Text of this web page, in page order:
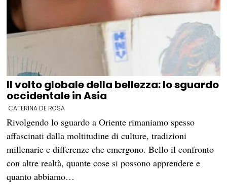
Il volto globale della bellezza: lo sguardo
occidentale in Asia
CATERINA DE ROSA
Rivolgendo lo sguardo a Oriente rimaniamo spesso
affascinati dalla moltitudine di culture, tradizioni
millenarie e differenze che emergono. Bello il confronto
con altre realtà, quante cose si possono apprendere e
quanto abbiamo…